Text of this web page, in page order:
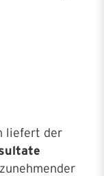
liefert der